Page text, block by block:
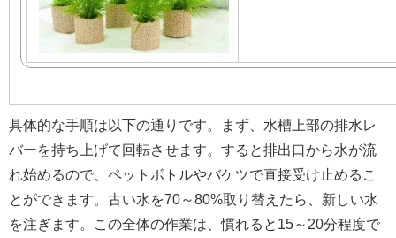
具体的な手順は以下の通りです。まず、水槽上部の排水レ
バーを持ち上げて回転させます。すると排出口から水が流
れ始めるので、ペットボトルやバケツで直接受け止めるこ
とができます。古い水を70～80%取り替えたら、新しい水
を注ぎます。この全体の作業は、慣れると15～20分程度で